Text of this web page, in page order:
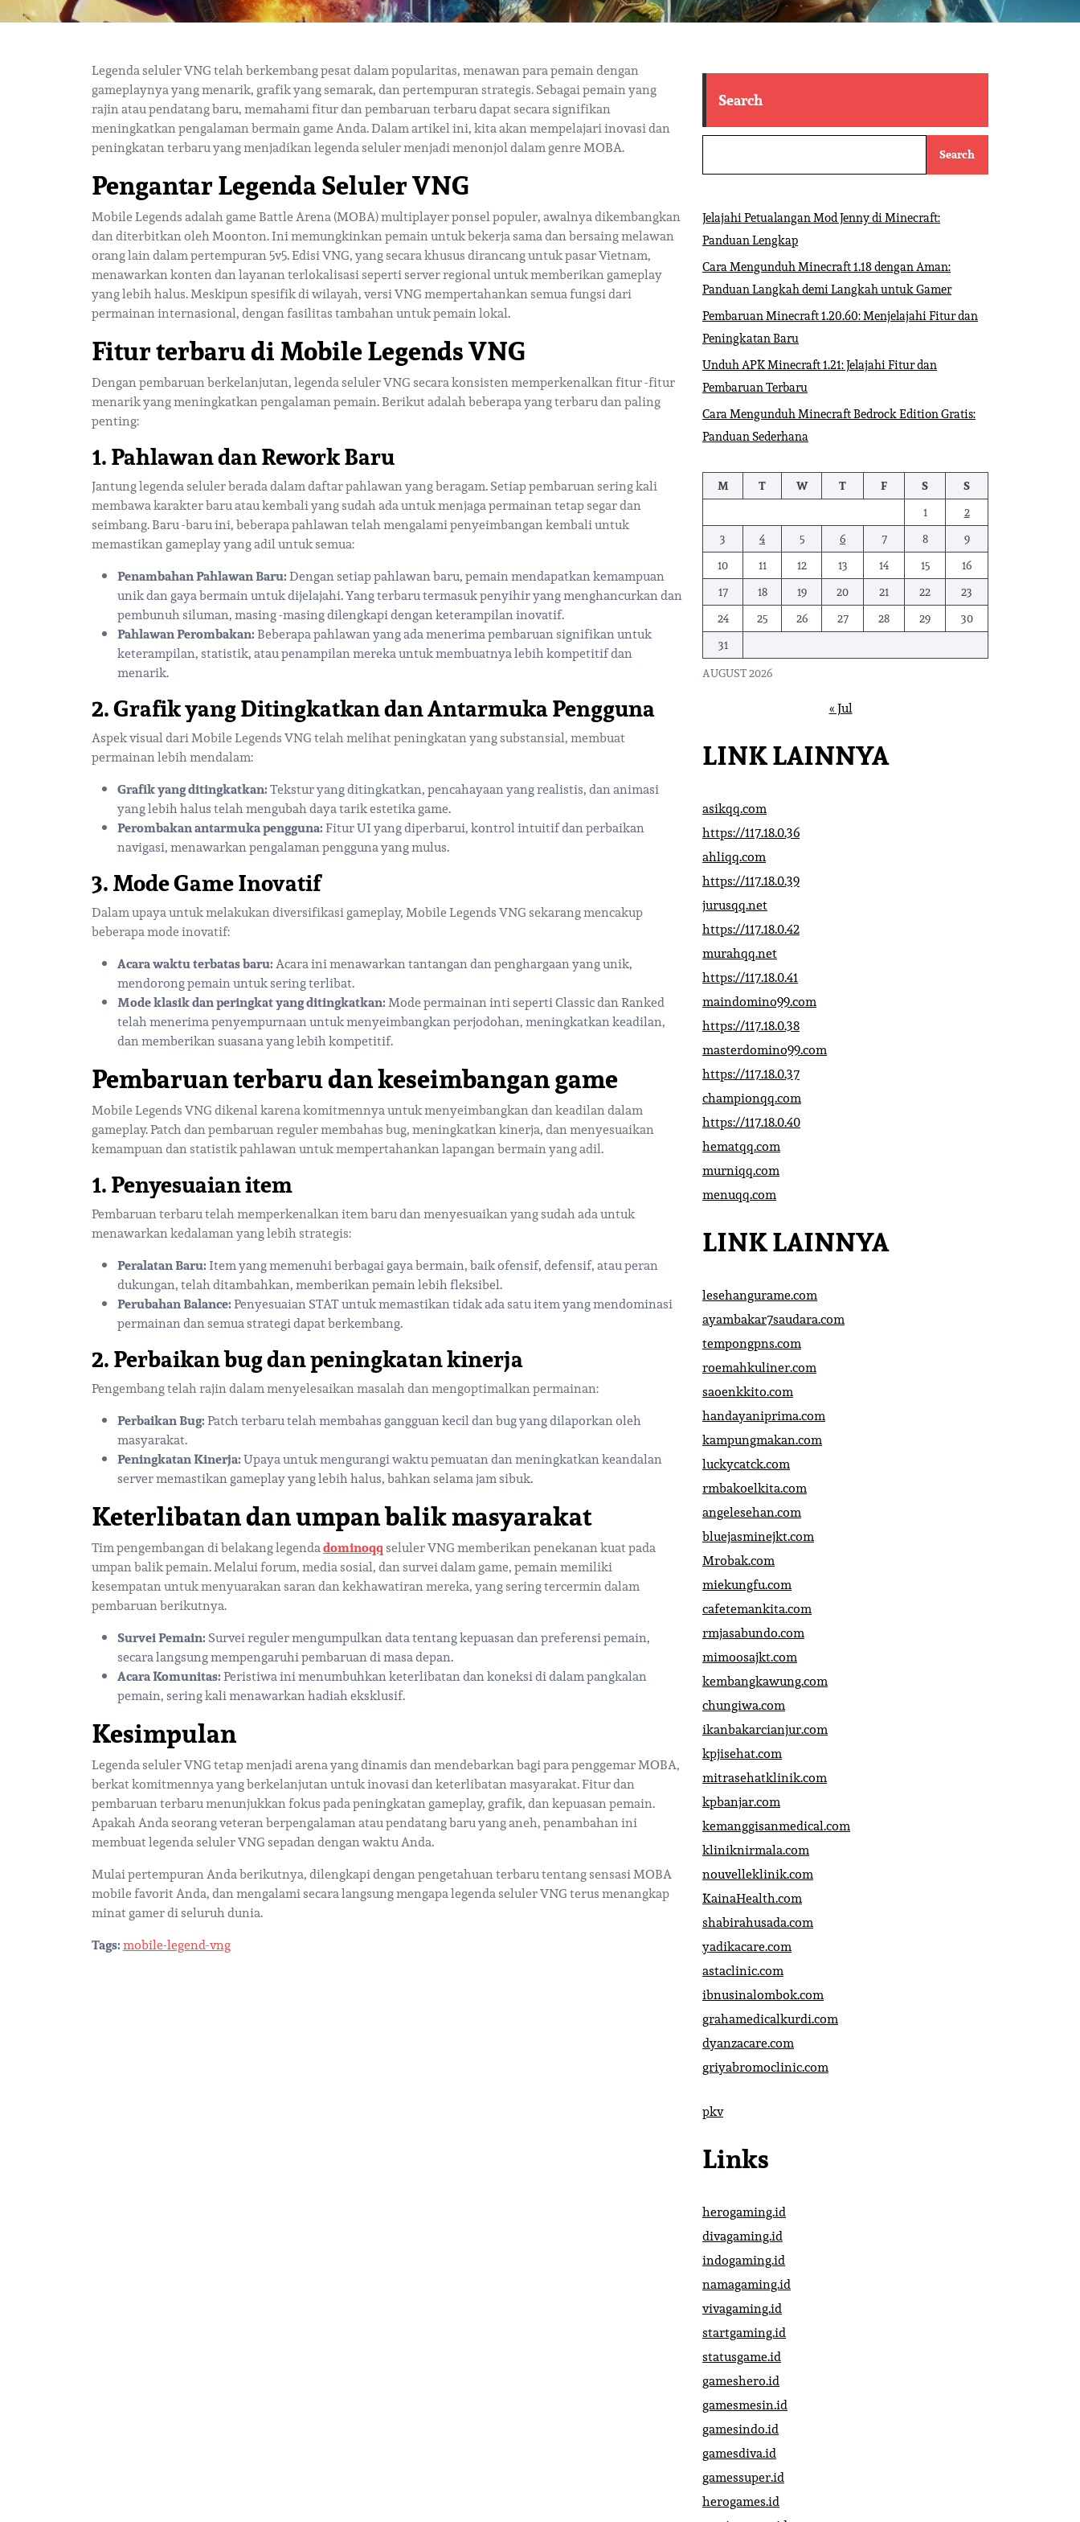
Legenda seluler VNG telah berkembang pesat dalam popularitas, menawan para pemain dengan
gameplaynya yang menarik, grafik yang semarak, dan pertempuran strategis. Sebagai pemain yang
rajin atau pendatang baru, memahami fitur dan pembaruan terbaru dapat secara signifikan
meningkatkan pengalaman bermain game Anda. Dalam artikel ini, kita akan mempelajari inovasi dan
peningkatan terbaru yang menjadikan legenda seluler menjadi menonjol dalam genre MOBA.
Pengantar Legenda Seluler VNG
Mobile Legends adalah game Battle Arena (MOBA) multiplayer ponsel populer, awalnya dikembangkan
dan diterbitkan oleh Moonton. Ini memungkinkan pemain untuk bekerja sama dan bersaing melawan
orang lain dalam pertempuran 5v5. Edisi VNG, yang secara khusus dirancang untuk pasar Vietnam,
menawarkan konten dan layanan terlokalisasi seperti server regional untuk memberikan gameplay
yang lebih halus. Meskipun spesifik di wilayah, versi VNG mempertahankan semua fungsi dari
permainan internasional, dengan fasilitas tambahan untuk pemain lokal.
Fitur terbaru di Mobile Legends VNG
Dengan pembaruan berkelanjutan, legenda seluler VNG secara konsisten memperkenalkan fitur -fitur
menarik yang meningkatkan pengalaman pemain. Berikut adalah beberapa yang terbaru dan paling
penting:
1. Pahlawan dan Rework Baru
Jantung legenda seluler berada dalam daftar pahlawan yang beragam. Setiap pembaruan sering kali
membawa karakter baru atau kembali yang sudah ada untuk menjaga permainan tetap segar dan
seimbang. Baru -baru ini, beberapa pahlawan telah mengalami penyeimbangan kembali untuk
memastikan gameplay yang adil untuk semua:
Penambahan Pahlawan Baru:Dengan setiap pahlawan baru, pemain mendapatkan kemampuan
unik dan gaya bermain untuk dijelajahi. Yang terbaru termasuk penyihir yang menghancurkan dan
pembunuh siluman, masing -masing dilengkapi dengan keterampilan inovatif.
Pahlawan Perombakan:Beberapa pahlawan yang ada menerima pembaruan signifikan untuk
keterampilan, statistik, atau penampilan mereka untuk membuatnya lebih kompetitif dan
menarik.
2. Grafik yang Ditingkatkan dan Antarmuka Pengguna
Aspek visual dari Mobile Legends VNG telah melihat peningkatan yang substansial, membuat
permainan lebih mendalam:
Grafik yang ditingkatkan:Tekstur yang ditingkatkan, pencahayaan yang realistis, dan animasi
yang lebih halus telah mengubah daya tarik estetika game.
Perombakan antarmuka pengguna:Fitur UI yang diperbarui, kontrol intuitif dan perbaikan
navigasi, menawarkan pengalaman pengguna yang mulus.
3. Mode Game Inovatif
Dalam upaya untuk melakukan diversifikasi gameplay, Mobile Legends VNG sekarang mencakup
beberapa mode inovatif:
Acara waktu terbatas baru:Acara ini menawarkan tantangan dan penghargaan yang unik,
mendorong pemain untuk sering terlibat.
Mode klasik dan peringkat yang ditingkatkan:Mode permainan inti seperti Classic dan Ranked
telah menerima penyempurnaan untuk menyeimbangkan perjodohan, meningkatkan keadilan,
dan memberikan suasana yang lebih kompetitif.
Pembaruan terbaru dan keseimbangan game
Mobile Legends VNG dikenal karena komitmennya untuk menyeimbangkan dan keadilan dalam
gameplay. Patch dan pembaruan reguler membahas bug, meningkatkan kinerja, dan menyesuaikan
kemampuan dan statistik pahlawan untuk mempertahankan lapangan bermain yang adil.
1. Penyesuaian item
Pembaruan terbaru telah memperkenalkan item baru dan menyesuaikan yang sudah ada untuk
menawarkan kedalaman yang lebih strategis:
Peralatan Baru: Item yang memenuhi berbagai gaya bermain, baik ofensif, defensif, atau peran
dukungan, telah ditambahkan, memberikan pemain lebih fleksibel.
Perubahan Balance:Penyesuaian STAT untuk memastikan tidak ada satu item yang mendominasi
permainan dan semua strategi dapat berkembang.
2. Perbaikan bug dan peningkatan kinerja
Pengembang telah rajin dalam menyelesaikan masalah dan mengoptimalkan permainan:
Perbaikan Bug:Patch terbaru telah membahas gangguan kecil dan bug yang dilaporkan oleh
masyarakat.
Peningkatan Kinerja:Upaya untuk mengurangi waktu pemuatan dan meningkatkan keandalan
server memastikan gameplay yang lebih halus, bahkan selama jam sibuk.
Keterlibatan dan umpan balik masyarakat
Tim pengembangan di belakang legendadominoqq seluler VNG memberikan penekanan kuat pada
umpan balik pemain. Melalui forum, media sosial, dan survei dalam game, pemain memiliki
kesempatan untuk menyuarakan saran dan kekhawatiran mereka, yang sering tercermin dalam
pembaruan berikutnya.
Survei Pemain: Survei reguler mengumpulkan data tentang kepuasan dan preferensi pemain,
secara langsung mempengaruhi pembaruan di masa depan.
Acara Komunitas:Peristiwa ini menumbuhkan keterlibatan dan koneksi di dalam pangkalan
pemain, sering kali menawarkan hadiah eksklusif.
Kesimpulan
Legenda seluler VNG tetap menjadi arena yang dinamis dan mendebarkan bagi para penggemar MOBA,
berkat komitmennya yang berkelanjutan untuk inovasi dan keterlibatan masyarakat. Fitur dan
pembaruan terbaru menunjukkan fokus pada peningkatan gameplay, grafik, dan kepuasan pemain.
Apakah Anda seorang veteran berpengalaman atau pendatang baru yang aneh, penambahan ini
membuat legenda seluler VNG sepadan dengan waktu Anda.
Mulai pertempuran Anda berikutnya, dilengkapi dengan pengetahuan terbaru tentang sensasi MOBA
mobile favorit Anda, dan mengalami secara langsung mengapa legenda seluler VNG terus menangkap
minat gamer di seluruh dunia.
Tags:mobile-legend-vng
Search
Search
Jelajahi Petualangan Mod Jenny di Minecraft:
Panduan Lengkap
Cara Mengunduh Minecraft 1.18 dengan Aman:
Panduan Langkah demi Langkah untuk Gamer
Pembaruan Minecraft 1.20.60: Menjelajahi Fitur dan
Peningkatan Baru
Unduh APK Minecraft 1.21: Jelajahi Fitur dan
Pembaruan Terbaru
Cara Mengunduh Minecraft Bedrock Edition Gratis:
Panduan Sederhana
AUGUST 2026
M T W T F S
S
1
2
3
4 5 6 7 8
9
10
11 12 13 14 15
16
17
18 19 20 21 22
23
24
25 26 27 28 29
30
31
« Jul
LINK LAINNYA
asikqq.com
https://117.18.0.36
ahliqq.com
https://117.18.0.39
jurusqq.net
https://117.18.0.42
murahqq.net
https://117.18.0.41
maindomino99.com
https://117.18.0.38
masterdomino99.com
https://117.18.0.37
championqq.com
https://117.18.0.40
hematqq.com
murniqq.com
menuqq.com
LINK LAINNYA
lesehangurame.com
ayambakar7saudara.com
tempongpns.com
roemahkuliner.com
saoenkkito.com
handayaniprima.com
kampungmakan.com
luckycatck.com
rmbakoelkita.com
angelesehan.com
bluejasminejkt.com
Mrobak.com
miekungfu.com
cafetemankita.com
rmjasabundo.com
mimoosajkt.com
kembangkawung.com
chungiwa.com
ikanbakarcianjur.com
kpjisehat.com
mitrasehatklinik.com
kpbanjar.com
kemanggisanmedical.com
kliniknirmala.com
nouvelleklinik.com
KainaHealth.com
shabirahusada.com
yadikacare.com
astaclinic.com
ibnusinalombok.com
grahamedicalkurdi.com
dyanzacare.com
griyabromoclinic.com
pkv
Links
herogaming.id
divagaming.id
indogaming.id
namagaming.id
vivagaming.id
startgaming.id
statusgame.id
gameshero.id
gamesmesin.id
gamesindo.id
gamesdiva.id
gamessuper.id
herogames.id